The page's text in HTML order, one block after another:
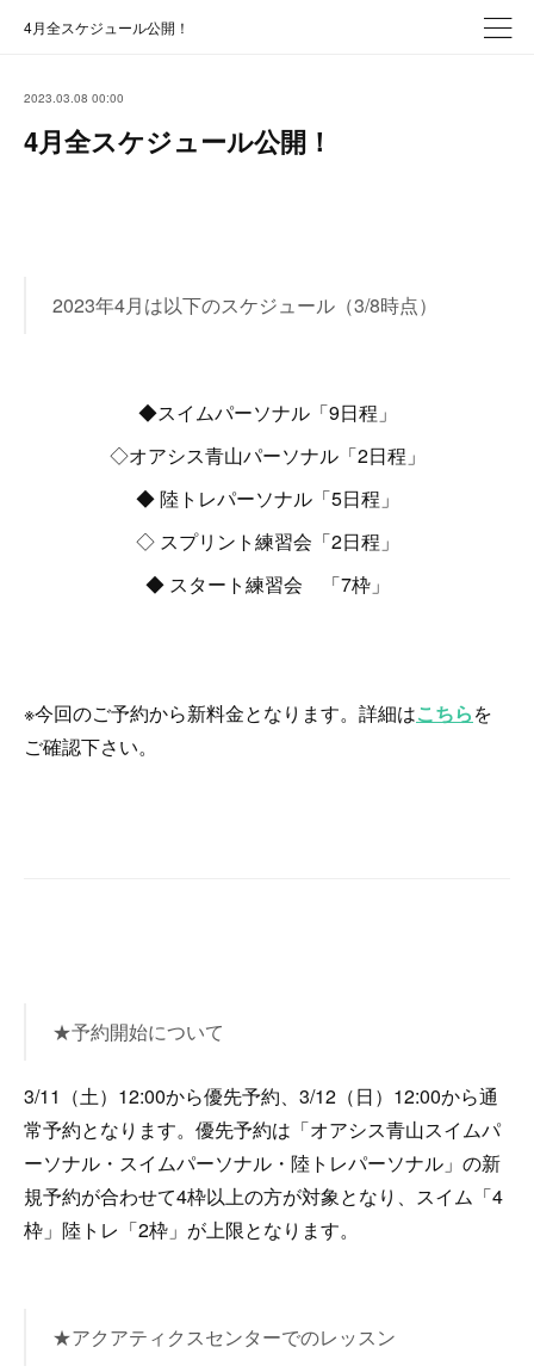
4月全スケジュール公開！
2023.03.08 00:00
4月全スケジュール公開！
2023年4月は以下のスケジュール（3/8時点）
◆スイムパーソナル「9日程」
◇オアシス青山パーソナル「2日程」
◆ 陸トレパーソナル「5日程」
◇ スプリント練習会「2日程」
◆ スタート練習会 「7枠」
※今回のご予約から新料金となります。詳細はこちらを
ご確認下さい。
★予約開始について
3/11（土）12:00から優先予約、3/12（日）12:00から通
常予約となります。優先予約は「オアシス青山スイムパ
ーソナル・スイムパーソナル・陸トレパーソナル」の新
規予約が合わせて4枠以上の方が対象となり、スイム「4
枠」陸トレ「2枠」が上限となります。
★アクアティクスセンターでのレッスン